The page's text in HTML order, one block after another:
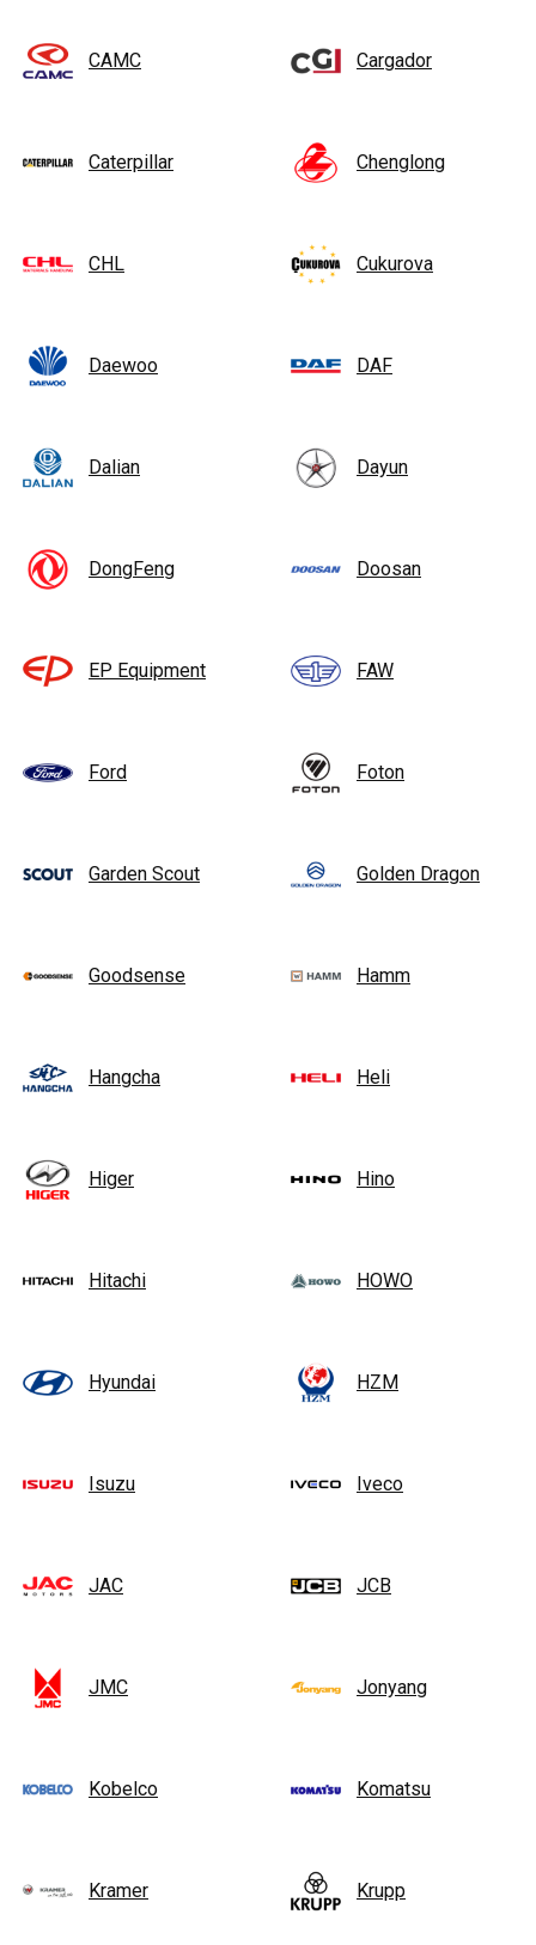
CAMC Cargador
Caterpillar Chenglong
CHL Cukurova
Daewoo DAF
Dalian Dayun
DongFeng Doosan
EP Equipment FAW
Ford Foton
Garden Scout Golden Dragon
Goodsense Hamm
Hangcha Heli
Higer Hino
Hitachi HOWO
Hyundai HZM
Isuzu Iveco
JAC JCB
JMC Jonyang
Kobelco Komatsu
Kramer Krupp